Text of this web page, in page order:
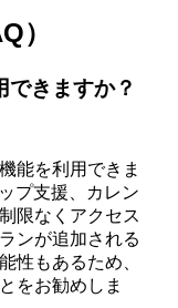
）
できますか？
能を利用できま
プ支援、カレン
限なくアクセス
ンが追加される
性もあるため、
をお勧めしま